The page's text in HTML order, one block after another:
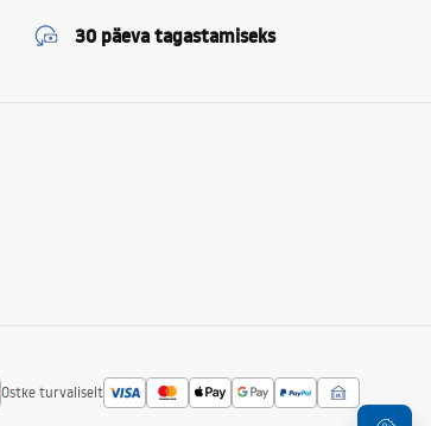
30 päeva tagastamiseks
Ostke turvaliselt